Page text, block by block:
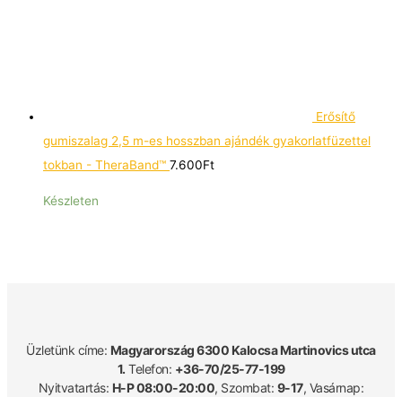
Erősítő
gumiszalag 2,5 m-es hosszban ajándék gyakorlatfüzettel
tokban - TheraBand™ 7.600Ft
Készleten
Üzletünk címe: Magyarország 6300 Kalocsa Martinovics utca
1. Telefon: +36-70/25-77-199
Nyitvatartás: H-P 08:00-20:00, Szombat: 9-17, Vasárnap: